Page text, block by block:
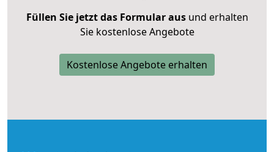
Füllen Sie jetzt das Formular ausund erhalten
Sie kostenlose Angebote
Kostenlose Angebote erhalten